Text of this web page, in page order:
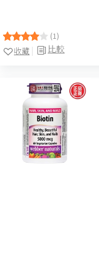
(1)
比較
收藏